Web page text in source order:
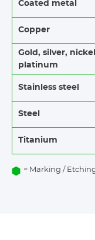
Coated metal
Copper
Gold, silver,
platinum
Stainless steel​​
Steel
Titanium
= Marking /